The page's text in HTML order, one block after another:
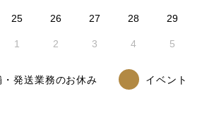
25 26 27 28 29
1 2 3 4 5
・発送業務のお休み イベント